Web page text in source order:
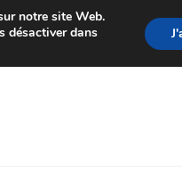
Du lundi au
notre site Web.
désactiver dans